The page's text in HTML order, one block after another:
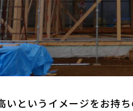
いというイメージをお持